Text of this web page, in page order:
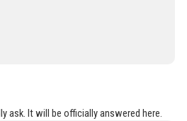
ask. It will be officially answered here.